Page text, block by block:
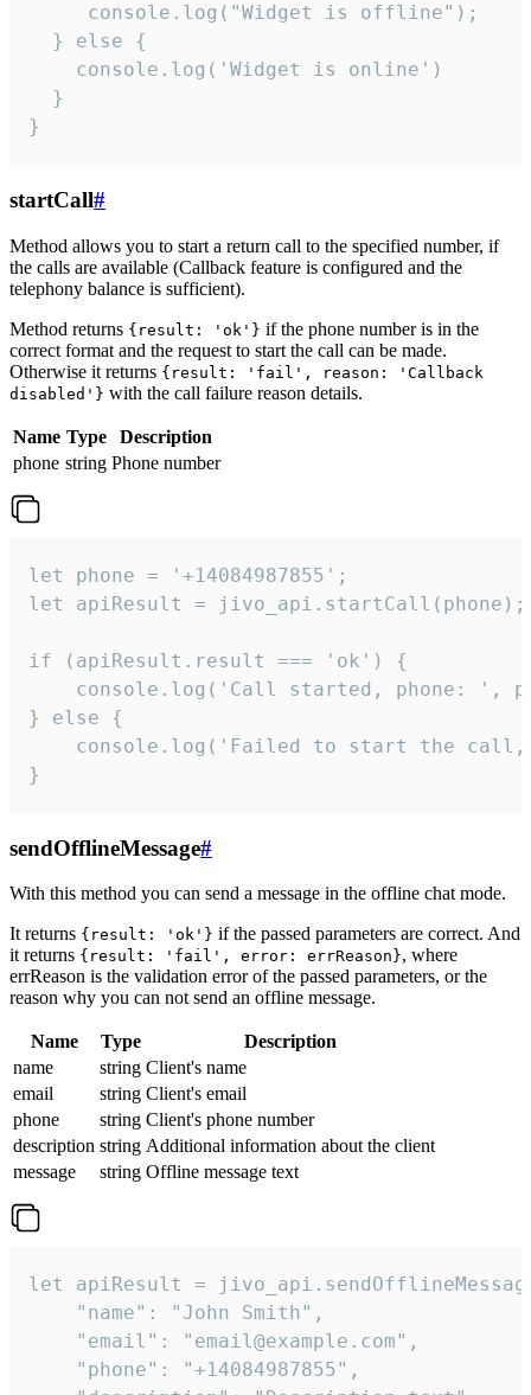
     console.log("Widget is offline");
  } else {
    console.log('Widget is online')
  }
}
startCall#
Method allows you to start a return call to the specified number, if
the calls are available (Callback feature is configured and the
telephony balance is sufficient).
Method returns {result: 'ok'} if the phone number is in the
correct format and the request to start the call can be made.
Otherwise it returns {result: 'fail', reason: 'Callback
disabled'} with the call failure reason details.
Name Type
Description
phone string Phone number
let phone = '+14084987855';
let apiResult = jivo_api.startCall(phone);
if (apiResult.result === 'ok') {
console.log('Call started, phone: ',
} else {
console.log('Failed to start the
}
sendOfflineMessage#
With this method you can send a message in the offline chat mode.
It returns {result: 'ok'} if the passed parameters are correct. And
it returns {result: 'fail', error: errReason}, where
errReason is the validation error of the passed parameters, or the
reason why you can not send an offline message.
Name Type
Description
name
string Client's name
email
string Client's email
phone
string Client's phone number
description string Additional information about the client
message
string Offline message text
let apiResult =
    "name": "John Smith",
    "email": "email@example.com",
    "phone": "+14084987855",